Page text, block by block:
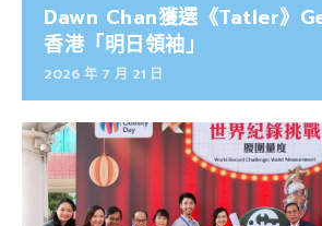
Dawn Chan獲選《Tatler》
香港「明日領袖」
2026 年 7 月 21 日